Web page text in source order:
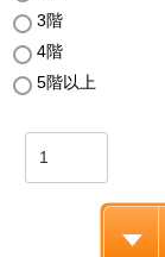
3階
4階
5階以上